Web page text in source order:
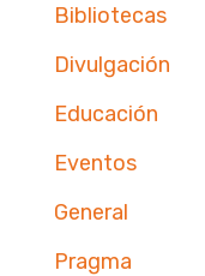
Bibliotecas
Divulgación
Educación
Eventos
General
Pragma